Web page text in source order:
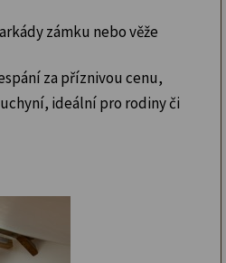
zámku nebo věže
za příznivou cenu,
ideální pro rodiny či